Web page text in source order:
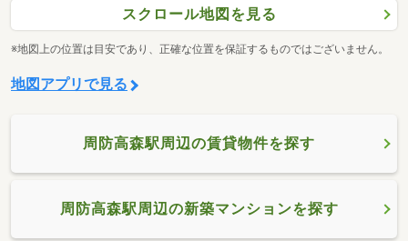
スクロール地図を見る
※地図上の位置は目安であり、正確な位置を保証するものではございません。
地図アプリで見る
周防高森駅周辺の賃貸物件を探す
周防高森駅周辺の新築マンションを探す